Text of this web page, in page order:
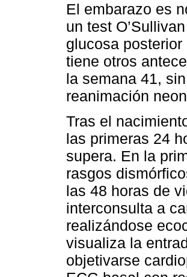
El embarazo es
un test
glucosa
tiene otros
la semana 41,
reanimación
Tras el
las primeras 24
supera. En la
rasgos
las 48 horas de
interconsulta a
realizándose
visualiza la
objetivarse